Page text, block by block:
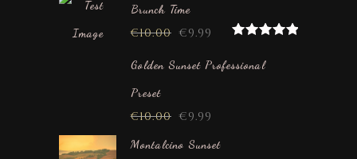
Brunch Time
out of 5
€10.00 €9.99
Golden Sunset Professional
Preset
€10.00 €9.99
Montalcino Sunset